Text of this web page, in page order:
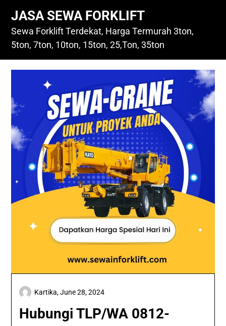
content
JASA SEWA FORKLIFT
Sewa Forklift Terdekat, Harga Termurah 3ton,
5ton, 7ton, 10ton, 15ton, 25,Ton, 35ton
Hubungi TLP/WA 0812-
Kartika,June 28, 2024